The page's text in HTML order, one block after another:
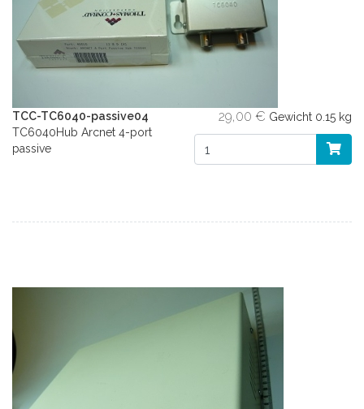
TCC-TC6040-passive04
TC6040Hub Arcnet 4-port
passive
29,00 € Gewicht 0.15 kg